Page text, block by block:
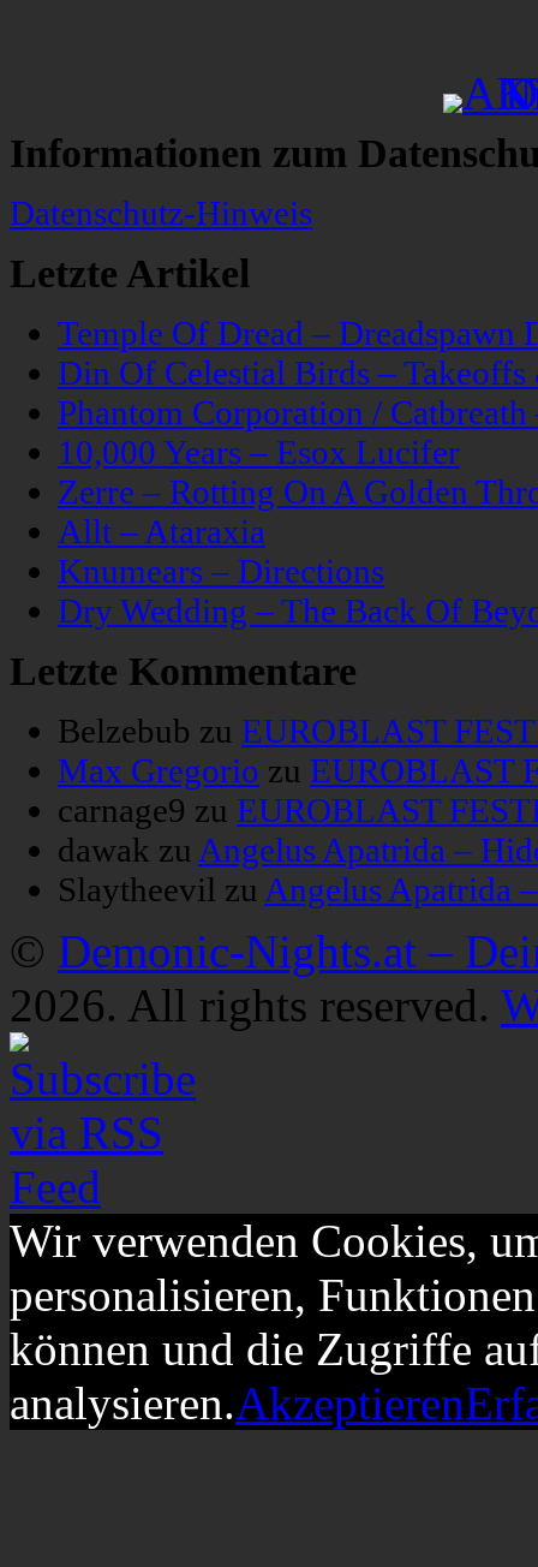
Informationen zum
Datenschutz-Hinweis
Letzte Artikel
Temple Of Dread – Dreadspawn
Din Of Celestial Birds –
Phantom Corporation /
10,000 Years – Esox Lucifer
Zerre – Rotting On A Golden
Allt – Ataraxia
Knumears – Directions
Dry Wedding – The Back Of
Letzte Kommentare
Belzebub zu EUROBLAST
Max Gregorio zu EUROBLAST
carnage9 zu EUROBLAST
dawak zu Angelus Apatrida –
Slaytheevil zu Angelus Apatrida
© Demonic-Nights.at –
2026. All rights reserved.
Wir verwenden Cookies,
personalisieren,
können und die Zugriffe
analysieren.Akzeptieren